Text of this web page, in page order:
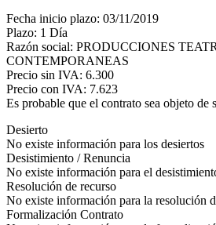
Fecha inicio plazo: 03/11/2019
Plazo: 1 Día
Razón social: PRODUCCIONES
CONTEMPORANEAS
Precio sin IVA: 6.300
Precio con IVA: 7.623
Es probable que el contrato sea objeto de
Desierto
No existe información para los desiertos
Desistimiento / Renuncia
No existe información para el
Resolución de recurso
No existe información para la resolución
Formalización Contrato